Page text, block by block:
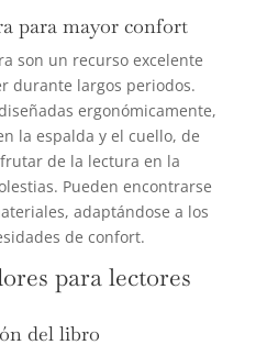
para mayor confort
son un recurso excelente
durante largos periodos.
ergonómicamente,
la espalda y el cuello, de
de la lectura en la
Pueden encontrarse
adaptándose a los
de confort.
para lectores
del libro